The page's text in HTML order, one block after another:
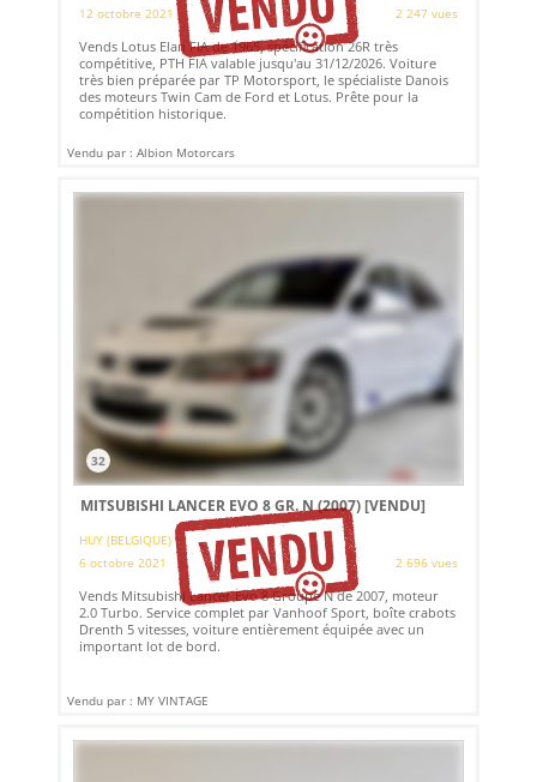
12 octobre 2021
2 247 vues
Vends Lotus Elan FIA de 1965, spécification 26R très
compétitive, PTH FIA valable jusqu'au 31/12/2026. Voiture
très bien préparée par TP Motorsport, le spécialiste Danois
des moteurs Twin Cam de Ford et Lotus. Prête pour la
compétition historique.
Vendu par : Albion Motorcars
32
MITSUBISHI LANCER EVO 8 GR. N (2007)[VENDU]
HUY (BELGIQUE)
6 octobre 2021
2 696 vues
Vends Mitsubishi Lancer Evo 8 Groupe N de 2007, moteur
2.0 Turbo. Service complet par Vanhoof Sport, boîte crabots
Drenth 5 vitesses, voiture entièrement équipée avec un
important lot de bord.
Vendu par : MY VINTAGE